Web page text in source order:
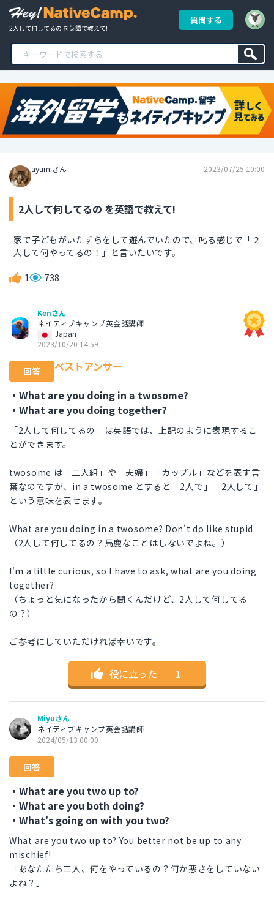
2人して何してるの を英語で教えて!
質問する
ayumiさん 2023/07/25 10:00
2人して何してるの を英語で教えて!
家で子どもがいたずらをして遊んでいたので、叱る感じで「２
人して何やってるの！」と言いたいです。
1 738
Kenさん
ネイティブキャンプ英会話講師
Japan
2023/10/20 14:59
回答
ベストアンサー
・What are you doing in a twosome?
・What are you doing together?
「2人して何してるの」は英語では、上記のように表現するこ
とができます。
twosome は「二人組」や「夫婦」「カップル」などを表す言
葉なのですが、in a twosome とすると「2人で」「2人して」
という意味を表せます。
What are you doing in a twosome? Don't do like stupid.
（2人して何してるの？馬鹿なことはしないでよね。）
I'm a little curious, so I have to ask, what are you doing
together?
（ちょっと気になったから聞くんだけど、2人して何してる
の？）
ご参考にしていただければ幸いです。
役に立った ｜ 1
Miyuさん
ネイティブキャンプ英会話講師
2024/05/13 00:00
回答
・What are you two up to?
・What are you both doing?
・What's going on with you two?
What are you two up to? You better not be up to any
mischief!
「あなたたち二人、何をやっているの？何か悪さをしていない
よね？」